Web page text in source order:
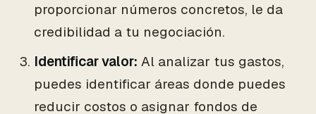
proporcionar números concretos, le da
credibilidad a tu negociación.
Identificar valor: Al analizar tus gastos,
puedes identificar áreas donde puedes
reducir costos o asignar fondos de